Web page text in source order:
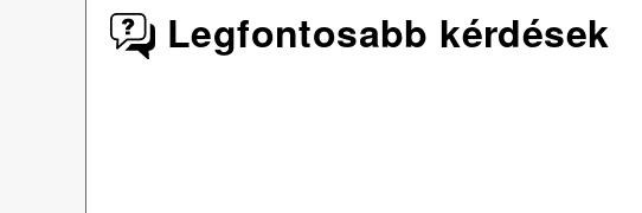
Legfontosabb kérdések